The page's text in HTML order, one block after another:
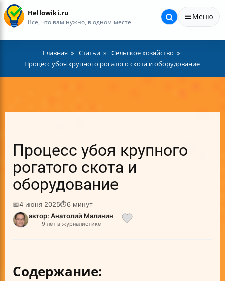
Hellowiki.ru
Всё, что вам нужно, в одном месте
Меню
Главная Статьи
Сельское хозяйство
Процесс убоя крупного рогатого скота и оборудование
Процесс убоя крупного
рогатого скота и
оборудование
📅4 июня 2025⏱6 минут
автор: Анатолий Малинин
9 лет в журналистике
Содержание: